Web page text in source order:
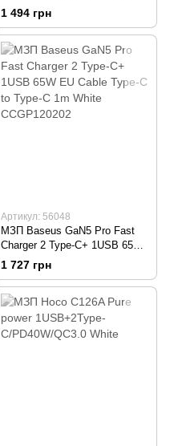
Type-c to Type-c cable White
CCGP05102
1 494 грн
Артикул: 56048
МЗП Baseus GaN5 Pro Fast
Charger 2 Type-C+ 1USB 65W
EU Cable Type-C to Type-C 1m
White CCGP120202
1 727 грн